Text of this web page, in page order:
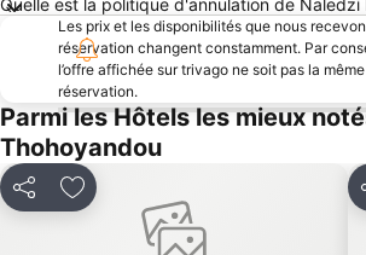
Quelle est la politique d'annulation de Naledzi
Les prix et les disponibilités que nous
réservation changent constamment. Par
l’offre affichée sur trivago ne soit pas la
réservation.
Parmi les Hôtels les mieux
Thohoyandou
PartagerAjouter à mes favoris